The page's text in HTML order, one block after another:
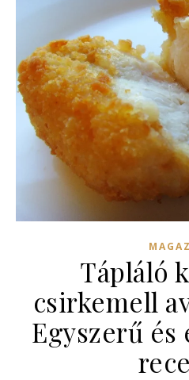
Tápláló
csirkemell
Egyszerű és